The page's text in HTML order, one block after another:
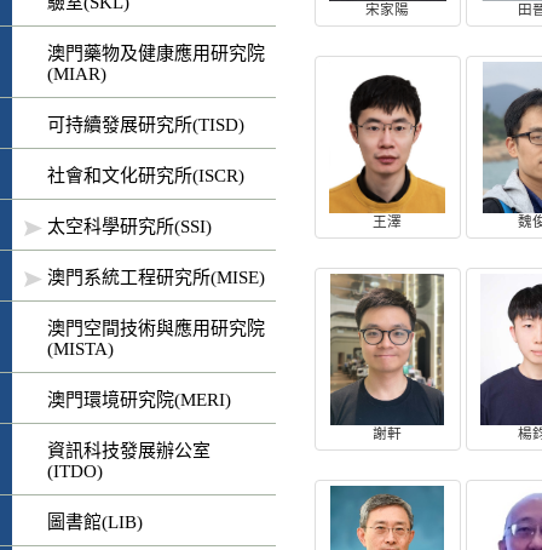
澳門藥物及健康應用研究院
(MIAR)
可持續發展研究所(TISD)
社會和文化研究所(ISCR)
太空科學研究所(SSI)
澳門系統工程研究所(MISE)
澳門空間技術與應用研究院
(MISTA)
澳門環境研究院(MERI)
資訊科技發展辦公室
(ITDO)
圖書館(LIB)
宋家陽 田
王澤 魏
謝軒 楊